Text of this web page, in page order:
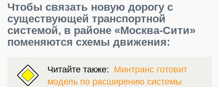
Чтобы связать новую дорогу с
существующей транспортной
системой, в районе «Москва-Сити»
поменяются схемы движения:
Читайте также: Минтранс готовит
модель по расширению системы